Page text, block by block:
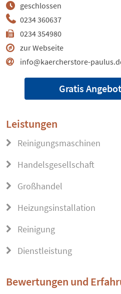
0234 360637
0234 354980
zur Webseite
info@kaercherstore-
geschlossen
Gratis
Leistungen
Reinigungsmaschinen
Handelsgesellschaft
Großhandel
Heizungsinstallation
Reinigung
Dienstleistung
Bewertungen und